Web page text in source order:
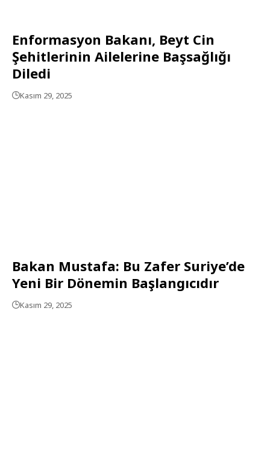
Enformasyon Bakanı, Beyt Cin
Şehitlerinin Ailelerine Başsağlığı
Diledi
Kasım 29, 2025
Bakan Mustafa: Bu Zafer Suriye’de
Yeni Bir Dönemin Başlangıcıdır
Kasım 29, 2025